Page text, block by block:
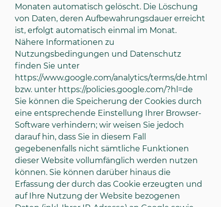
Monaten automatisch gelöscht. Die Löschung
von Daten, deren Aufbewahrungsdauer erreicht
ist, erfolgt automatisch einmal im Monat.
Nähere Informationen zu
Nutzungsbedingungen und Datenschutz
finden Sie unter
https://www.google.com/analytics/terms/de.html
bzw. unter https://policies.google.com/?hl=de
Sie können die Speicherung der Cookies durch
eine entsprechende Einstellung Ihrer Browser-
Software verhindern; wir weisen Sie jedoch
darauf hin, dass Sie in diesem Fall
gegebenenfalls nicht sämtliche Funktionen
dieser Website vollumfänglich werden nutzen
können. Sie können darüber hinaus die
Erfassung der durch das Cookie erzeugten und
auf Ihre Nutzung der Website bezogenen